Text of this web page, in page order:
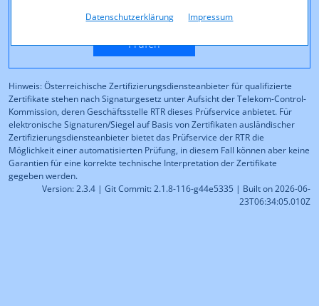
Datenschutzerklärung Impressum